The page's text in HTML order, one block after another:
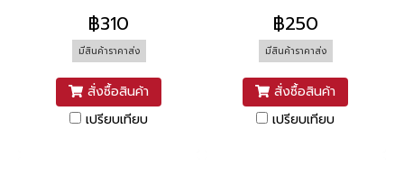
฿310
มีสินค้าราคาส่ง
สั่งซื้อสินค้า
เปรียบเทียบ
2017)
฿250
มีสินค้าราคาส่ง
สั่งซื้อสินค้า
เปรียบเทียบ